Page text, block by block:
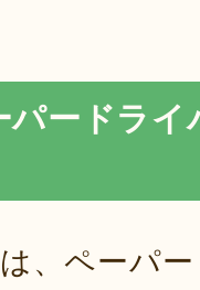
パードライ
、ペーパ